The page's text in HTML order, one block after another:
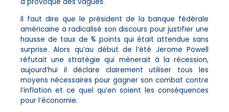
Il faut dire que le président de la banque fédérale
américaine a radicalisé son discours pour justifier une
hausse de taux de ¾ points qui était attendue sans
surprise. Alors qu’au début de l’été Jerome Powell
réfutait une stratégie qui mènerait à la récession,
aujourd’hui il déclare clairement utiliser tous les
moyens nécessaires pour gagner son combat contre
l’inflation et ce quel qu’en soient les conséquences
pour l’économie.